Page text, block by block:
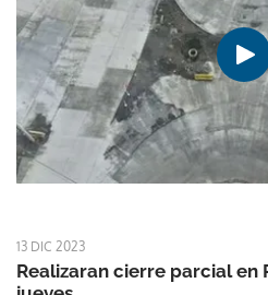
13 DIC 2023
Realizaran cierre parcial en